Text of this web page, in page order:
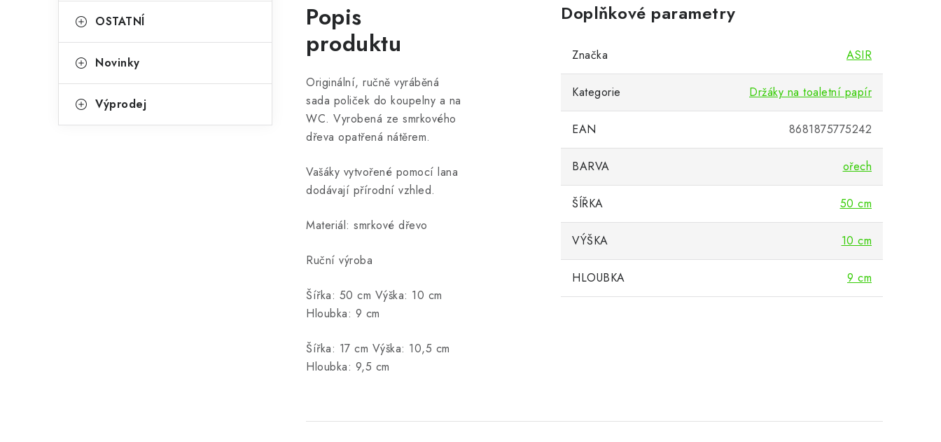
OSTATNÍ
Novinky
Výprodej
Popis
produktu
Originální, ručně vyráběná
sada poliček do koupelny a na
WC. Vyrobená ze smrkového
dřeva opatřená nátěrem.
Vašáky vytvořené pomocí lana
dodávají přírodní vzhled.
Materiál: smrkové dřevo
Ruční výroba
Šířka: 50 cm Výška: 10 cm
Hloubka: 9 cm
Šířka: 17 cm Výška: 10,5 cm
Hloubka: 9,5 cm
Doplňkové parametry
Značka ASIR
Kategorie Držáky na toaletní papír
EAN 8681875775242
BARVA ořech
ŠÍŘKA 50 cm
VÝŠKA 10 cm
HLOUBKA 9 cm